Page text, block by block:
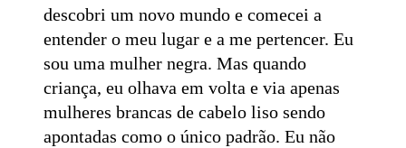
descobri um novo mundo e comecei a
entender o meu lugar e a me pertencer. Eu
sou uma mulher negra. Mas quando
criança, eu olhava em volta e via apenas
mulheres brancas de cabelo liso sendo
apontadas como o único padrão. Eu não